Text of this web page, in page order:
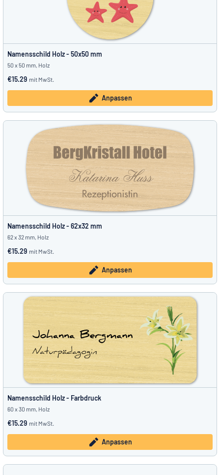
Namensschild Holz - 50x50 mm
50 x 50 mm, Holz
€15.29 mit MwSt.
Anpassen
Namensschild Holz - 62x32 mm
62 x 32 mm, Holz
€15.29 mit MwSt.
Anpassen
Namensschild Holz - Farbdruck
60 x 30 mm, Holz
€15.29 mit MwSt.
Anpassen